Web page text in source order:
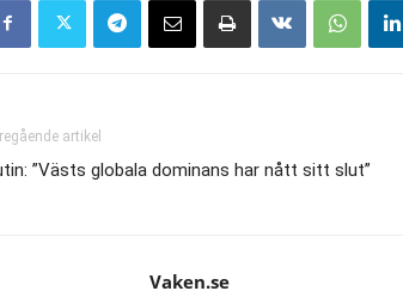
artikel
”Västs globala dominans har nått sitt slut”
Vaken.se